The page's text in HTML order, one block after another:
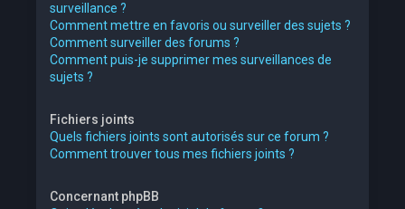
surveillance ?
Comment mettre en favoris ou surveiller des sujets ?
Comment surveiller des forums ?
Comment puis-je supprimer mes surveillances de
sujets ?
Fichiers joints
Quels fichiers joints sont autorisés sur ce forum ?
Comment trouver tous mes fichiers joints ?
Concernant phpBB